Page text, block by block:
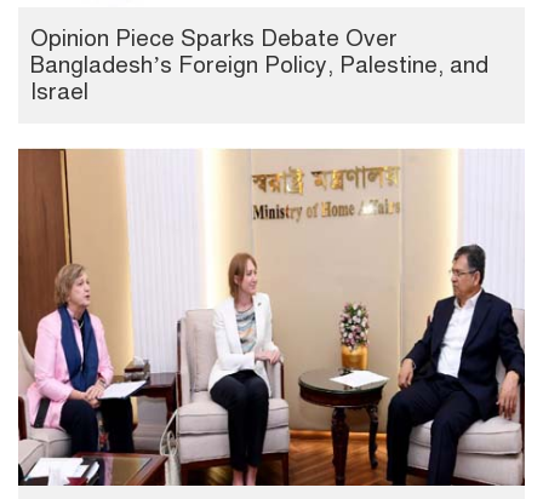
Opinion Piece Sparks Debate Over
Bangladesh’s Foreign Policy, Palestine, and
Israel